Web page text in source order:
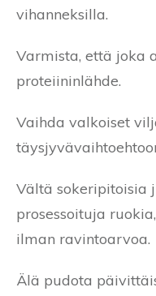
vihanneksilla.
Varmista, että joka
proteiininlähde.
Vaihda valkoiset
Vältä sokeripitoisia
prosessoituja
ilman ravintoarvoa.
Älä pudota